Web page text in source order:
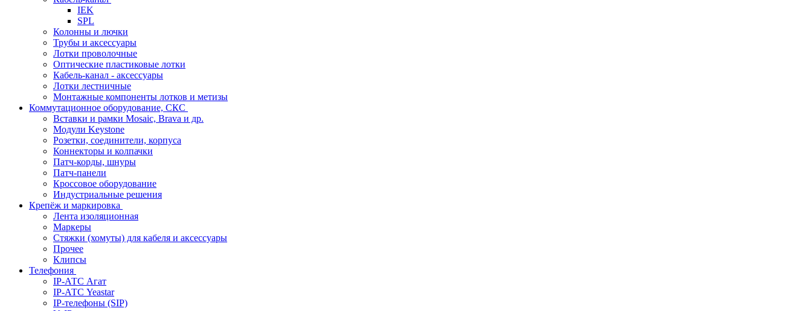
IEK
SPL
Колонны и лючки
Трубы и аксессуары
Лотки проволочные
Оптические пластиковые лотки
Кабель-канал - аксессуары
Лотки лестничные
Монтажные компоненты лотков и метизы
Коммутационное оборудование, СКС
Вставки и рамки Mosaic, Brava и др.
Модули Keystone
Розетки, соединители, корпуса
Коннекторы и колпачки
Патч-корды, шнуры
Патч-панели
Кроссовое оборудование
Индустриальные решения
Крепёж и маркировка
Лента изоляционная
Маркеры
Стяжки (хомуты) для кабеля и аксессуары
Прочее
Клипсы
Телефония
IP-АТС Агат
IP-АТС Yeastar
IP-телефоны (SIP)